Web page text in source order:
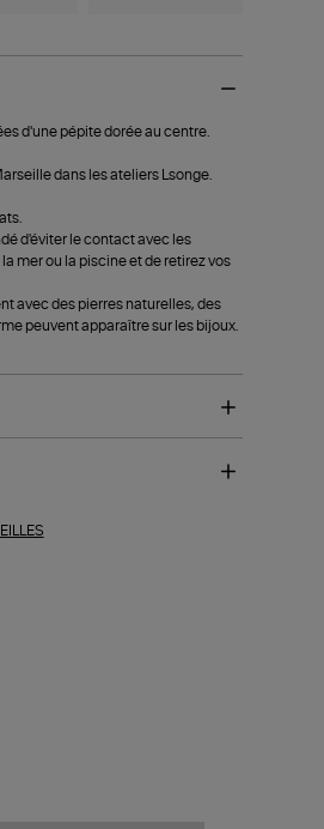
d'une pépite dorée au centre.
dans les ateliers Lsonge.
d'éviter le contact avec les
mer ou la piscine et de retirez vos
avec des pierres naturelles, des
peuvent apparaître sur les bijoux.